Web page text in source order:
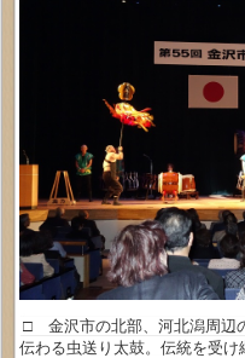
□ 金沢市の北部、河北潟周辺
伝わる虫送り太鼓。伝統を受